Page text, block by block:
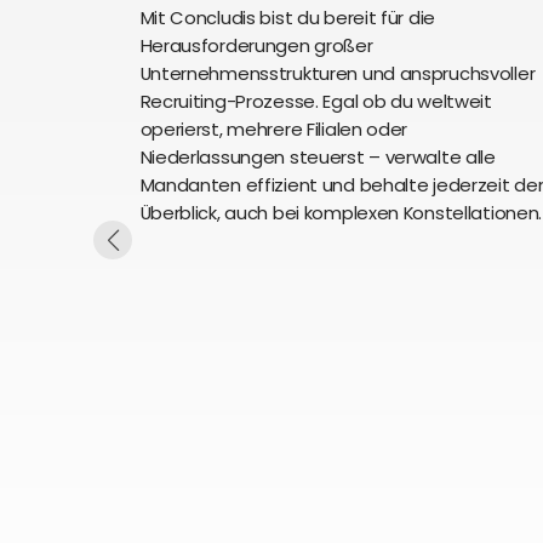
Mit Concludis bist du bereit für die
Herausforderungen großer
Unternehmensstrukturen und anspruchsvoller
Recruiting-Prozesse. Egal ob du weltweit
operierst, mehrere Filialen oder
Niederlassungen steuerst – verwalte alle
Mandanten effizient und behalte jederzeit
Überblick, auch bei komplexen Konstellationen.